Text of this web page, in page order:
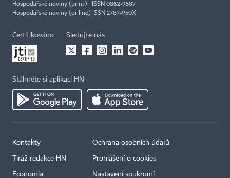
Hospodářské noviny (print) ISSN 0862-9587
Hospodářské noviny (online) ISSN 2787-950X
Certifikováno Sledujte nás
Stáhněte si aplikaci HN
Kontakty
Tiráž redakce HN
Economia
Ochrana osobních údajů
Prohlášení o cookies
Nastavení soukromí